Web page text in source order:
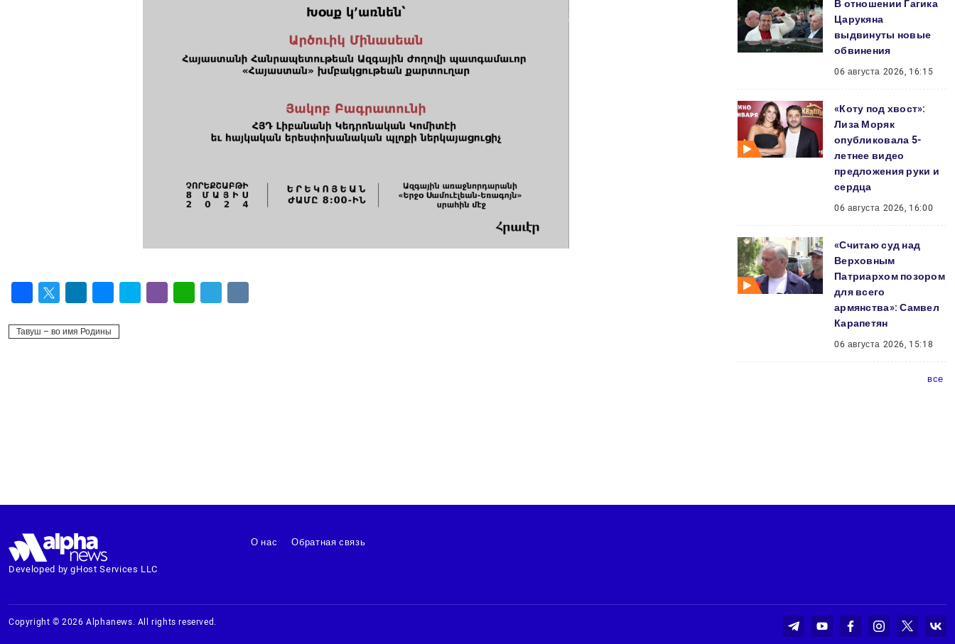
Тавуш – во имя Родины
В отношении Гагика
Царукяна
выдвинуты новые
обвинения
06 августа 2026, 16:15
«Коту под хвост»:
Лиза Моряк
опубликовала 5-
летнее видео
предложения руки и
сердца
06 августа 2026, 16:00
«Считаю суд над
Верховным
Патриархом позором
для всего
армянства»: Самвел
Карапетян
06 августа 2026, 15:18
все
Developed by gHost Services LLC
О нас Обратная связь
Copyright © 2026 Alphanews. All rights reserved.